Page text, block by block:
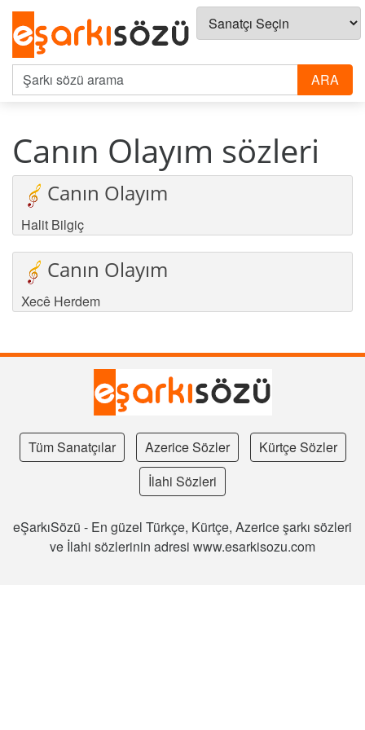
Canın Olayım sözleri
Canın Olayım
Halit Bilgiç
Canın Olayım
Xecê Herdem
Tüm Sanatçılar Azerice Sözler
Kürtçe Sözler
İlahi Sözleri
eŞarkıSözü - En güzel Türkçe, Kürtçe, Azerice şarkı sözleri
ve İlahi sözlerinin adresi www.esarkisozu.com